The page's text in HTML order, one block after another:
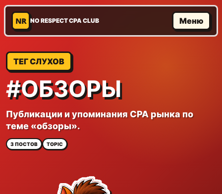
NR NO RESPECT CPA CLUB Меню
ТЕГ СЛУХОВ
#ОБЗОРЫ
Публикации и упоминания CPA рынка по
теме «обзоры».
3 ПОСТОВ TOPIC